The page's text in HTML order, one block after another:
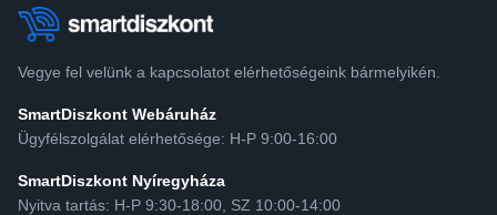
Vegye fel velünk a kapcsolatot elérhetőségeink bármelyikén.
SmartDiszkont Webáruház
Ügyfélszolgálat elérhetősége: H-P 9:00-16:00
SmartDiszkont Nyíregyháza
Nyitva tartás: H-P 9:30-18:00, SZ 10:00-14:00